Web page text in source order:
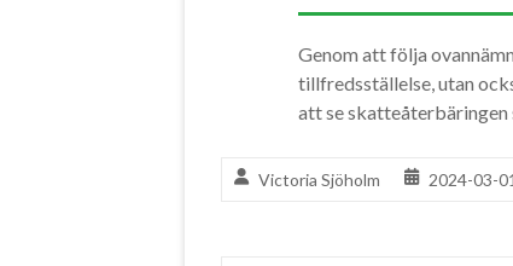
Genom att följa
tillfredsställelse, utan
att se skatteåterbäringen
Victoria Sjöholm 2024-03-01